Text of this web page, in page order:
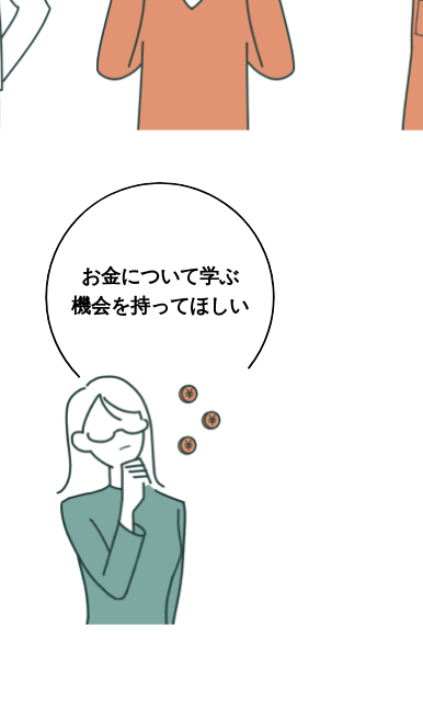
お金について学ぶ
機会を持ってほしい